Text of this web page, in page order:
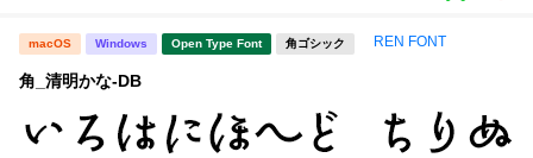
macOS Windows Open Type Font 角ゴシック REN FONT
角_清明かな-DB